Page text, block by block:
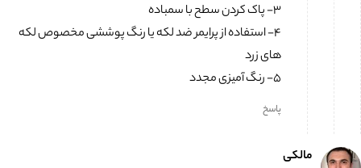
۳- پاک کردن سطح با سمباده
۴- استفاده از پرایمر ضد لکه یا رنگ پوششی مخصوص لکه
های زرد
۵- رنگ آمیزی مجدد
پاسخ
مالکی